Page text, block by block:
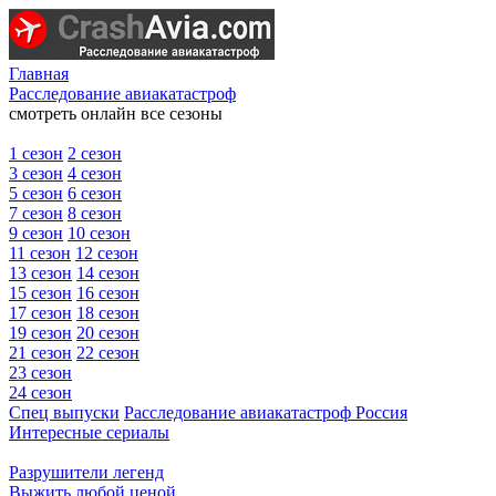
Главная
Расследование авиакатастроф
смотреть онлайн все сезоны
1 сезон 2 сезон
3 сезон 4 сезон
5 сезон 6 сезон
7 сезон 8 сезон
9 сезон 10 сезон
11 сезон 12 сезон
13 сезон 14 сезон
15 сезон 16 сезон
17 сезон 18 сезон
19 сезон 20 сезон
21 сезон 22 сезон
23 сезон
24 сезон
Спец выпуски Расследование авиакатастроф Россия
Интересные сериалы
Разрушители легенд
Выжить любой ценой